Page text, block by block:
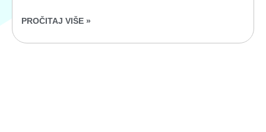
PROČITAJ VIŠE »